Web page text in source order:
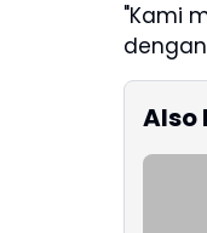
"Kami
Also